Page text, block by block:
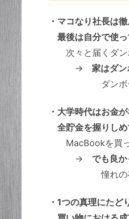
・マコなり社長は
最後は自分で使
次々と届くダン
→ 家はダ
ダンボール
・大学時代はお金
全貯金を握りし
MacBookを買
→ でも良か
憧れの存在
・1つの真理にたど